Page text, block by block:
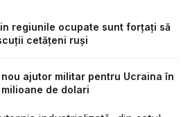
regiunile ocupate sunt forțați să
cetățeni ruși
ajutor militar pentru Ucraina în
de dolari